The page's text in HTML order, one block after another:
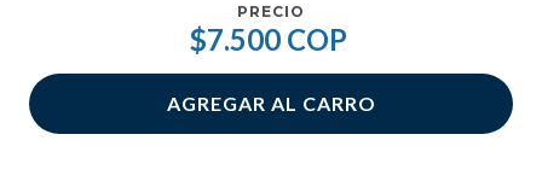
PRECIO
$7.500 COP
AGREGAR AL CARRO